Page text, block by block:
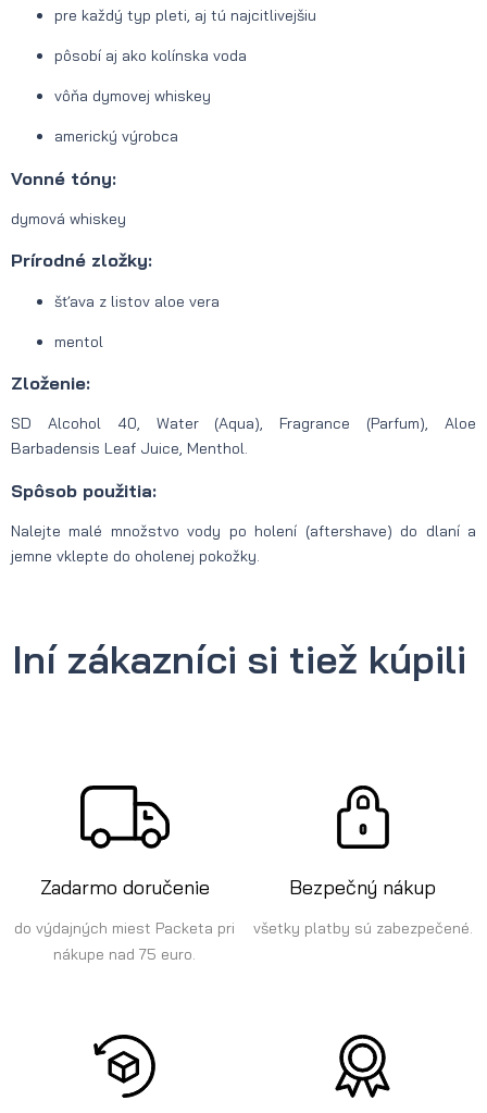
pre každý typ pleti, aj tú najcitlivejšiu
pôsobí aj ako kolínska voda
vôňa dymovej whiskey
americký výrobca
Vonné tóny:
dymová whiskey
Prírodné zložky:
šťava z listov aloe vera
mentol
Zloženie:
SD Alcohol 40, Water (Aqua), Fragrance (Parfum), Aloe
Barbadensis Leaf Juice, Menthol.
Spôsob použitia:
Nalejte malé množstvo vody po holení (aftershave) do dlaní a
jemne vklepte do oholenej pokožky.
Iní zákazníci si tiež kúpili
Zadarmo doručenie
do výdajných miest Packeta pri
nákupe nad 75 euro.
Bezpečný nákup
všetky platby sú zabezpečené.